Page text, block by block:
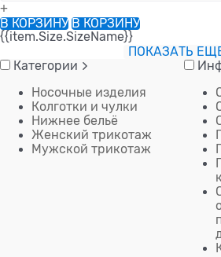
+
В КОРЗИНУ В КОРЗИНУ
{{item.Size.SizeName}}
ПОКАЗАТЬ
Категории
Носочные изделия
Колготки и чулки
Нижнее бельё
Женский трикотаж
Мужской трикотаж